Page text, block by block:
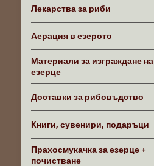
Лекарства за риби
Аерация в езерото
Материали за изграждане на
езерце
Доставки за рибовъдство
Книги, сувенири, подаръци
Прахосмукачка за езерце +
почистване